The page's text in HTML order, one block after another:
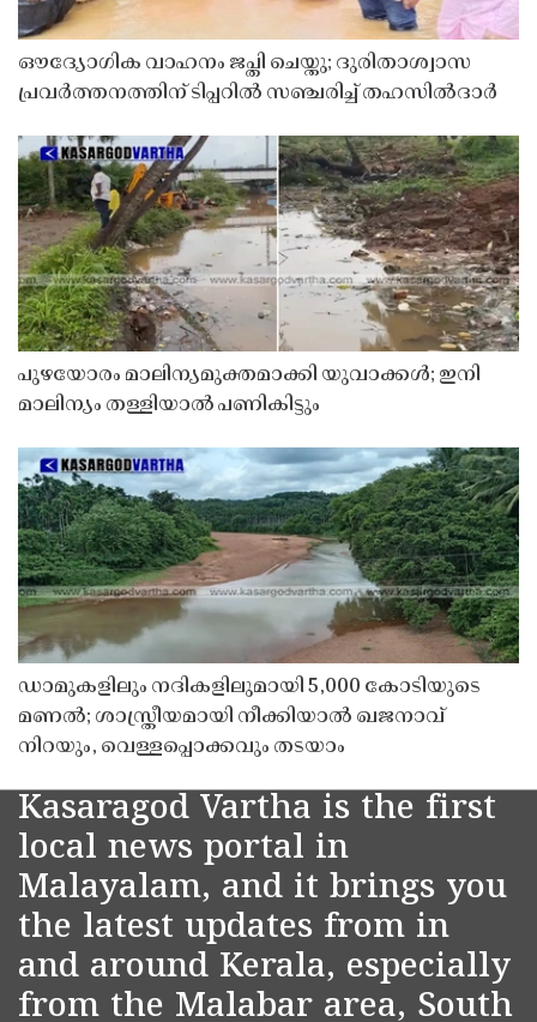
ഔദ്യോഗിക വാഹനം ജപ്തി ചെയ്തു; ദുരിതാശ്വാസ
പ്രവർത്തനത്തിന് ടിപ്പറിൽ സഞ്ചരിച്ച് തഹസിൽദാർ
പുഴയോരം മാലിന്യമുക്തമാക്കി യുവാക്കൾ; ഇനി
മാലിന്യം തള്ളിയാൽ പണികിട്ടും
ഡാമുകളിലും നദികളിലുമായി 5,000 കോടിയുടെ
മണൽ; ശാസ്ത്രീയമായി നീക്കിയാൽ ഖജനാവ്
നിറയും, വെള്ളപ്പൊക്കവും തടയാം
Kasaragod Vartha is the first
local news portal in
Malayalam, and it brings you
the latest updates from in
and around Kerala, especially
from the Malabar area, South